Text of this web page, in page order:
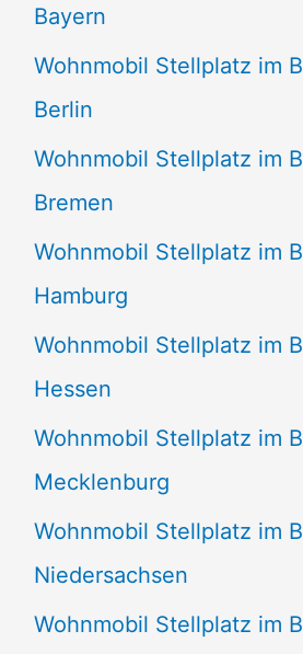
Bayern
Wohnmobil Stellplatz im
Berlin
Wohnmobil Stellplatz im
Bremen
Wohnmobil Stellplatz im
Hamburg
Wohnmobil Stellplatz im
Hessen
Wohnmobil Stellplatz im
Mecklenburg
Wohnmobil Stellplatz im
Niedersachsen
Wohnmobil Stellplatz im